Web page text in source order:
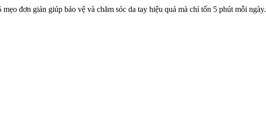
đơn giản giúp bảo vệ và chăm sóc da tay hiệu quả mà chỉ tốn 5 phút mỗi ngày.